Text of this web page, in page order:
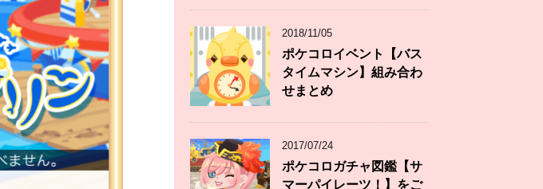
2018/11/05
ポケコロイベント【バス
タイムマシン】組み合わ
せまとめ
2017/07/24
ポケコロガチャ図鑑【サ
マーパイレーツ！】をご